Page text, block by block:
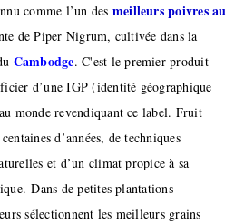
comme l’un des meilleurs poivres au
de Piper Nigrum, cultivée dans la
Cambodge. C'est le premier produit
d’une IGP (identité géographique
monde revendiquant ce label. Fruit
d’années, de techniques
et d’un climat propice à sa
Dans de petites plantations
sélectionnent les meilleurs grains